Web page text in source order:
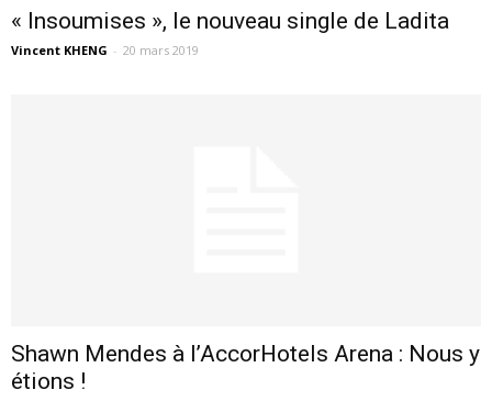
« Insoumises », le nouveau single de Ladita
Vincent KHENG - 20 mars 2019
Shawn Mendes à l’AccorHotels Arena : Nous y
étions !